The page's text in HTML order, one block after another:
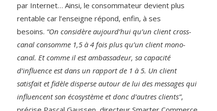
par Internet… Ainsi, le consommateur devient plus
rentable car l’enseigne répond, enfin, à ses
besoins. “On considère aujourd’hui qu’un client cross-
canal consomme 1,5 à 4 fois plus qu’un client mono-
canal. Et comme il est ambassadeur, sa capacité
d’influence est dans un rapport de 1 à 5. Un client
satisfait et fidèle disperse autour de lui des messages qui
influencent son écosystème et donc d’autres clients”,